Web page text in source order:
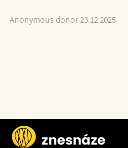
Anonymous donor 23.12.2025